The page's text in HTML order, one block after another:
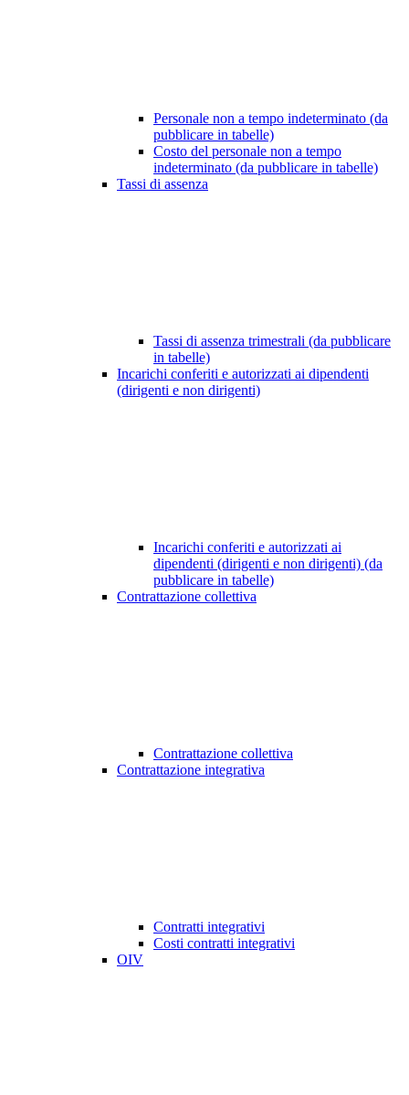
Personale non a tempo indeterminato (da
pubblicare in tabelle)
Costo del personale non a tempo
indeterminato (da pubblicare in tabelle)
Tassi di assenza
Tassi di assenza trimestrali (da pubblicare
in tabelle)
Incarichi conferiti e autorizzati ai dipendenti
(dirigenti e non dirigenti)
Incarichi conferiti e autorizzati ai
dipendenti (dirigenti e non dirigenti) (da
pubblicare in tabelle)
Contrattazione collettiva
Contrattazione collettiva
Contrattazione integrativa
Contratti integrativi
Costi contratti integrativi
OIV